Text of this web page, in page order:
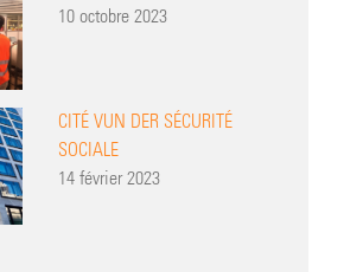
10 octobre 2023
CITÉ VUN DER SÉCURITÉ
SOCIALE
14 février 2023